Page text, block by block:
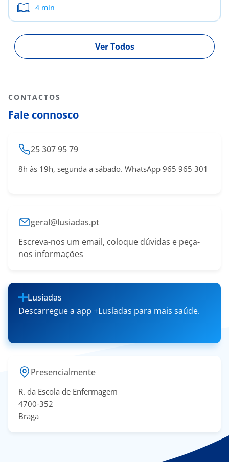
4 min
Ver Todos
CONTACTOS
Fale connosco
25 307 95 79
8h às 19h, segunda a sábado. WhatsApp 965 965 301
geral@lusiadas.pt
Escreva-nos um email, coloque dúvidas e peça-
nos informações
Lusíadas
Descarregue a app +Lusíadas para mais saúde.
Presencialmente
R. da Escola de Enfermagem
4700-352
Braga